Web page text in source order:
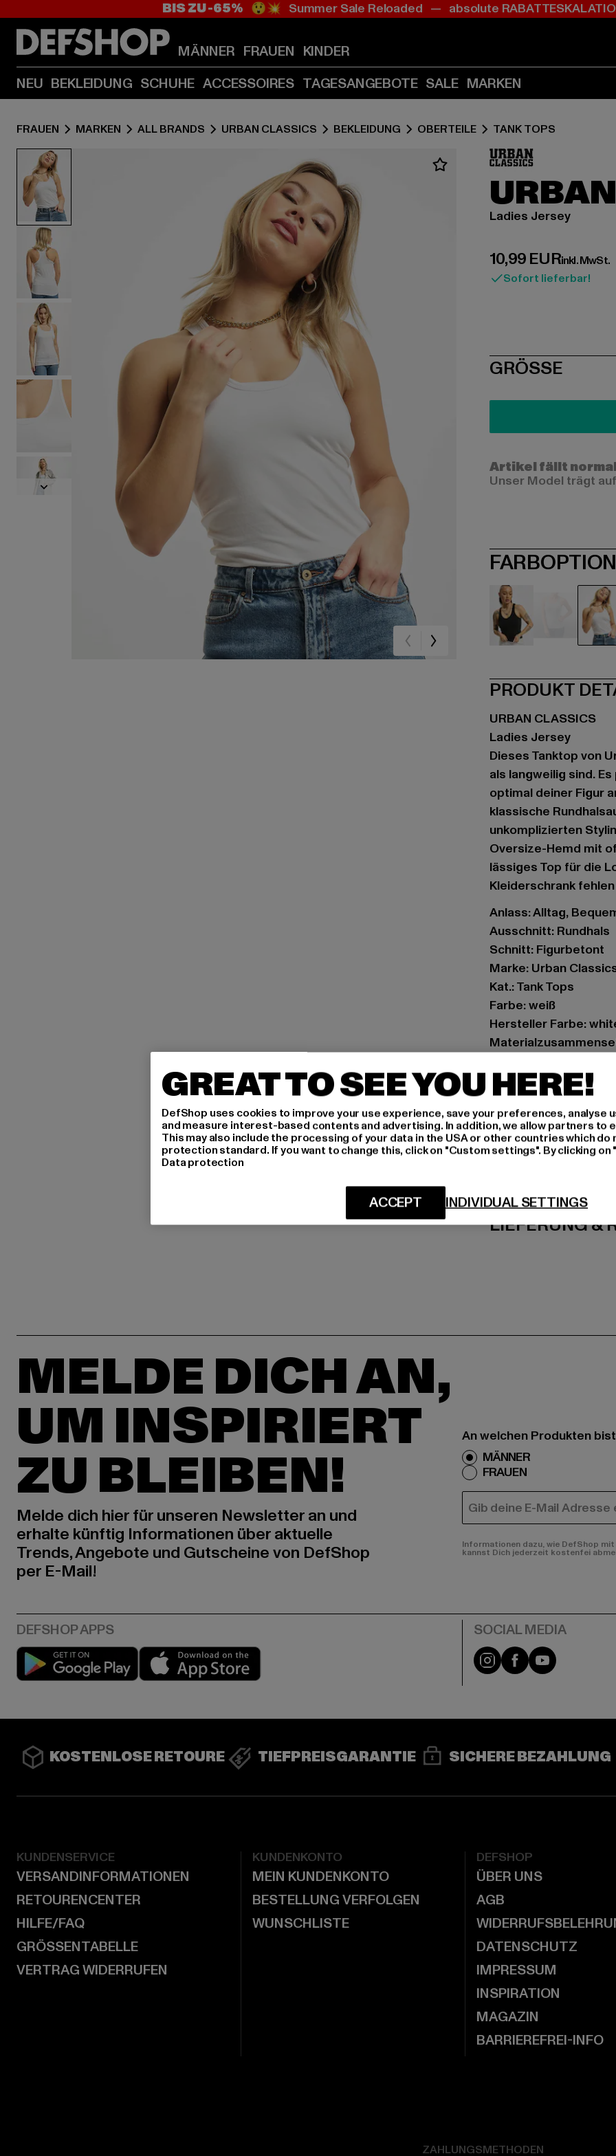
Zum
(Enter
drücken)
Zum
(Enter
drücken)
BIS ZU -65% 😲💥 Summer Sale Reloaded — absolute
MÄNNER FRAUEN KINDER
NEU BEKLEIDUNG SCHUHE ACCESSOIRES TAGESANGEBOTE SALE MARKEN
FRAUEN MARKEN ALL BRANDS URBAN CLASSICS BEKLEIDUNG OBERTEILE TANK TOPS
Ladies Jersey
10,99 EUR
Derzeitiger Preis:
inkl. MwSt.
Sofort lieferbar!
SIZE
GRÖSSE
Artikel fällt
Unser Model trägt
PRODUKT
URBAN CLASSICS
Ladies Jersey
Dieses Tanktop von
als langweilig sind.
optimal deiner Figur
klassische
unkomplizierten
Oversize-Hemd mit
lässiges Top für die
Kleiderschrank
Anlass: Alltag,
Ausschnitt: Rundhals
Schnitt: Figurbetont
Marke: Urban
Kat.: Tank Tops
Farbe: weiß
Hersteller Farbe:
Hersteller: TB
Dr.-Robert-Murjahn-
LIEFERUNG &
MELDE DICH AN,
UM INSPIRIERT
ZU BLEIBEN!
Melde dich hier für unseren Newsletter an und
erhalte künftig Informationen über aktuelle
Trends, Angebote und Gutscheine von DefShop
per E-Mail!
An welchen Produkten
MÄNNER
FRAUEN
E-MAIL
Informationen dazu, wie DefShop
kannst Dich jederzeit kostenfei
Play market Instagram
FacebookYouTube
KOSTENLOSE RETOURE TIEFPREISGARANTIE SICHERE BEZAHLUNG
KUNDENSERVICE
VERSANDINFORMATIONEN
RETOURENCENTER
HILFE/FAQ
GRÖSSENTABELLE
VERTRAG WIDERRUFEN
KUNDENKONTO
MEIN KUNDENKONTO
BESTELLUNG VERFOLGEN
WUNSCHLISTE
DEFSHOP
ÜBER UNS
AGB
DATENSCHUTZ
IMPRESSUM
INSPIRATION
MAGAZIN
BARRIEREFREI-INFO
ZAHLUNGSMETHODEN
GREAT TO SEE YOU HERE!
DefShop uses cookies to improve your use experience, save your preferences, analyse
and measure interest-based contents and advertising. In addition, we allow partners to
This may also include the processing of your data in the USA or other countries which do
protection standard. If you want to change this, click on "Custom settings". By clicking
Data protection
INDIVIDUAL SETTINGS
ACCEPT